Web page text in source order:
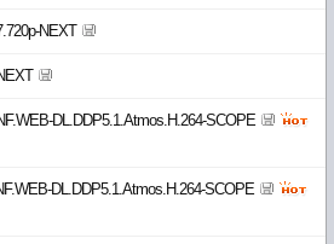
NEXT
DL.DDP5.1.Atmos.H.264-SCOPE
DL.DDP5.1.Atmos.H.264-SCOPE